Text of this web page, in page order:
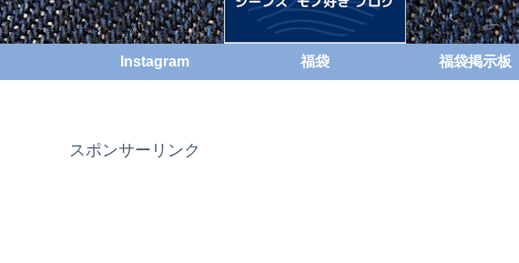
Instagram 福袋 福袋掲示板
スポンサーリンク